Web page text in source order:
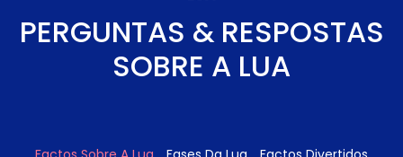
PERGUNTAS & RESPOSTAS
SOBRE A LUA